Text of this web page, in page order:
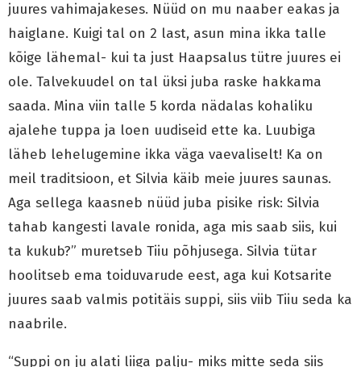
juures vahimajakeses. Nüüd on mu naaber eakas ja
haiglane. Kuigi tal on 2 last, asun mina ikka talle
kõige lähemal- kui ta just Haapsalus tütre juures ei
ole. Talvekuudel on tal üksi juba raske hakkama
saada. Mina viin talle 5 korda nädalas kohaliku
ajalehe tuppa ja loen uudiseid ette ka. Luubiga
läheb lehelugemine ikka väga vaevaliselt! Ka on
meil traditsioon, et Silvia käib meie juures saunas.
Aga sellega kaasneb nüüd juba pisike risk: Silvia
tahab kangesti lavale ronida, aga mis saab siis, kui
ta kukub?” muretseb Tiiu põhjusega. Silvia tütar
hoolitseb ema toiduvarude eest, aga kui Kotsarite
juures saab valmis potitäis suppi, siis viib Tiiu seda ka
naabrile.
“Suppi on ju alati liiga palju- miks mitte seda siis